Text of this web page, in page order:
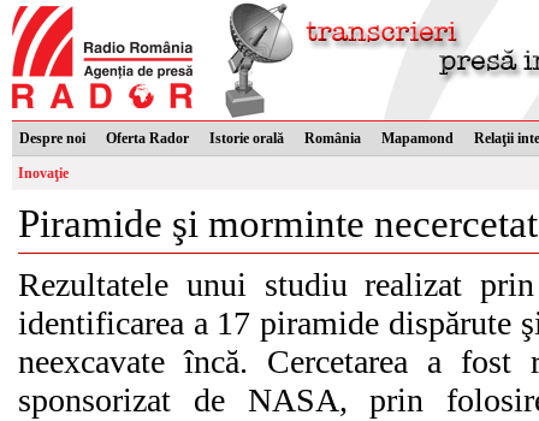
Despre noi Oferta Rador Istorie orală România Mapamond Relaţii
Inovaţie
Piramide şi morminte
Rezultatele unui studiu realizat
identificarea a 17 piramide dispărute
neexcavate încă. Cercetarea a
sponsorizat de NASA, prin